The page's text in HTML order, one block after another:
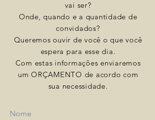
vai ser?
Onde, quando e a quantidade de
convidados?
Queremos ouvir de você o que você
espera para esse dia.
Com estas informações enviaremos
um ORÇAMENTO de acordo com
sua necessidade.
Nome